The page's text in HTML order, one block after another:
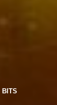
BITS